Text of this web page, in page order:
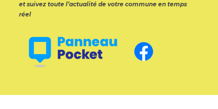
et suivez toute l’actualité de votre commune en temps
réel